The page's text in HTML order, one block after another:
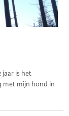
jaar is het
met mijn hond in